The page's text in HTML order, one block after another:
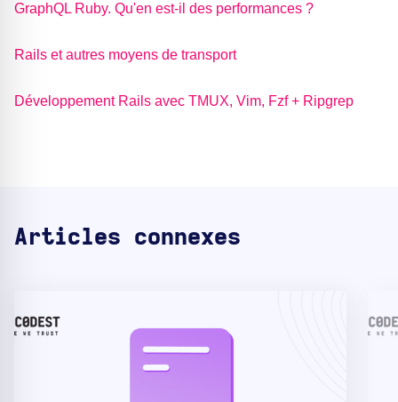
GraphQL Ruby. Qu'en est-il des performances ?
Rails et autres moyens de transport
Développement Rails avec TMUX, Vim, Fzf + Ripgrep
Articles connexes